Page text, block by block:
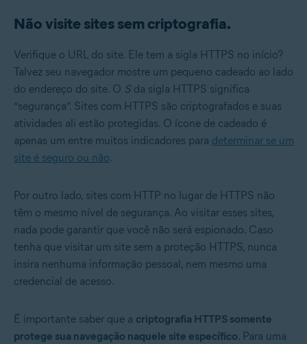
Não visite sites sem criptografia.
Verifique o URL do site. Ele tem a sigla HTTPS no início?
Talvez seu navegador mostre um pequeno cadeado ao lado
do endereço do site. O Sda sigla HTTPS significa
“segurança”. Sites com HTTPS são criptografados e suas
atividades ali estão protegidas. O ícone de cadeado é
apenas um entre muitos indicadores para determinar se um
site é seguro ou não.
Por outro lado, sites com HTTP no lugar de HTTPS não
têm o mesmo nível de segurança. Ao visitar esses sites,
nada pode garantir que você não será espionado. Caso
tenha que visitar um site sem a proteção HTTPS, nunca
insira nenhuma informação pessoal, nem mesmo uma
credencial de acesso.
É importante saber que a criptografia HTTPS somente
protege sua navegação naquele site específico. Para uma